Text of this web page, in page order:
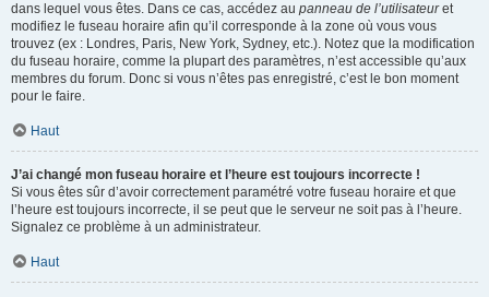
dans lequel vous êtes. Dans ce cas, accédez au panneau de l’utilisateuret
modifiez le fuseau horaire afin qu’il corresponde à la zone où vous vous
trouvez (ex : Londres, Paris, New York, Sydney, etc.). Notez que la modification
du fuseau horaire, comme la plupart des paramètres, n’est accessible qu’aux
membres du forum. Donc si vous n’êtes pas enregistré, c’est le bon moment
pour le faire.
Haut
J’ai changé mon fuseau horaire et l’heure est toujours incorrecte !
Si vous êtes sûr d’avoir correctement paramétré votre fuseau horaire et que
l’heure est toujours incorrecte, il se peut que le serveur ne soit pas à l’heure.
Signalez ce problème à un administrateur.
Haut